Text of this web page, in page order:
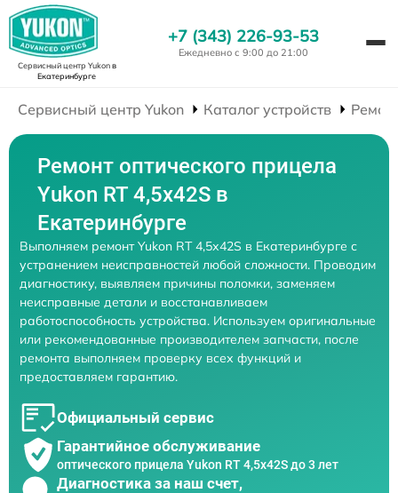
Сервисный центр Yukonв
Екатеринбурге
+7 (343) 226-93-53
Ежедневно с 9:00 до 21:00
Сервисный центр Yukon Каталог устройств
Ремонт оптического прицела
Yukon RT 4,5х42S в
Екатеринбурге
Выполняем ремонт Yukon RT 4,5х42S в Екатеринбурге с
устранением неисправностей любой сложности. Проводим
диагностику, выявляем причины поломки, заменяем
неисправные детали и восстанавливаем
работоспособность устройства. Используем оригинальные
или рекомендованные производителем запчасти, после
ремонта выполняем проверку всех функций и
предоставляем гарантию.
Официальный сервис
Гарантийное обслуживание
оптического прицела Yukon RT 4,5х42S до 3 лет
Диагностика за наш счет,